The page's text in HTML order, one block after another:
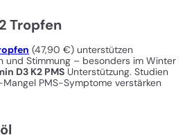
Tropfen
(47,90 €) unterstützen
und Stimmung – besonders im Winter
D3 K2 PMS Unterstützung. Studien
PMS-Symptome verstärken